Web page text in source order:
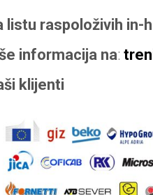
listu raspoloživih in-
informacija na:
klijenti